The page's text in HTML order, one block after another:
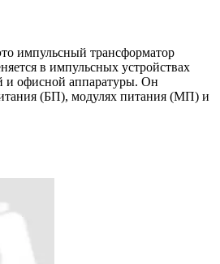
импульсный трансформатор
в импульсных устройствах
и офисной аппаратуры. Он
(БП), модулях питания (МП) и